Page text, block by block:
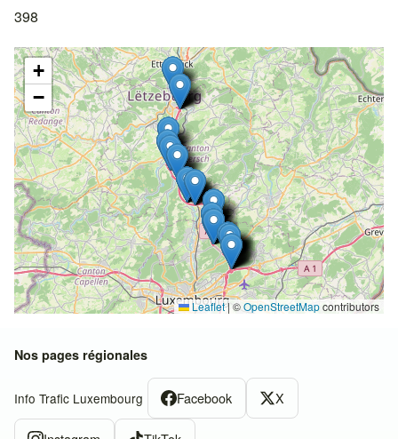
398
+
−
Leaflet|©OpenStreetMapcontributors
Nos pages régionales
Info Trafic Luxembourg Facebook X